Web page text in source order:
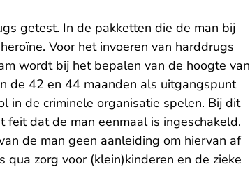
getest. In de pakketten die de man bij
Voor het invoeren van harddrugs
wordt bij het bepalen van de hoogte van
de 42 en 44 maanden als uitgangspunt
in de criminele organisatie spelen. Bij dit
dat de man eenmaal is ingeschakeld.
de man geen aanleiding om hiervan af
zorg voor (klein)kinderen en de zieke